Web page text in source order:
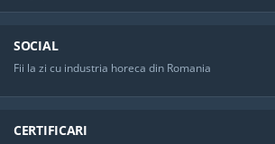
SOCIAL
Fii la zi cu industria horeca din Romania
CERTIFICARI